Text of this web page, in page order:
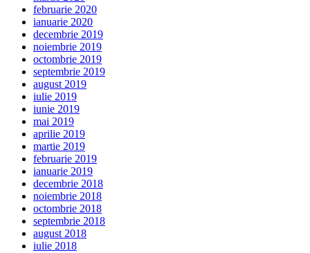
februarie 2020
ianuarie 2020
decembrie 2019
noiembrie 2019
octombrie 2019
septembrie 2019
august 2019
iulie 2019
iunie 2019
mai 2019
aprilie 2019
martie 2019
februarie 2019
ianuarie 2019
decembrie 2018
noiembrie 2018
octombrie 2018
septembrie 2018
august 2018
iulie 2018